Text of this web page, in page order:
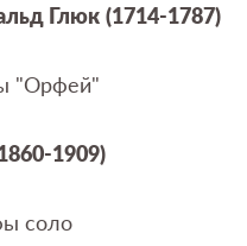
Глюк (1714-1787)
"Орфей"
1909)
соло